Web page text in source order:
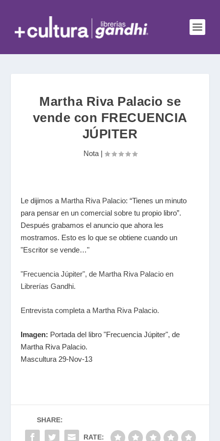
Martha Riva Palacio se
vende con FRECUENCIA
JÚPITER
Nota|
Le dijimos a Martha Riva Palacio: “Tienes un minuto
para pensar en un comercial sobre tu propio libro”.
Después grabamos el anuncio que ahora les
mostramos. Esto es lo que se obtiene cuando un
"Escritor se vende…"
"Frecuencia Júpiter", de Martha Riva Palacio en
Librerías Gandhi.
Entrevista completa a Martha Riva Palacio.
Imagen: Portada del libro "Frecuencia Júpiter", de
Martha Riva Palacio.
Mascultura 29-Nov-13
SHARE:
RATE: